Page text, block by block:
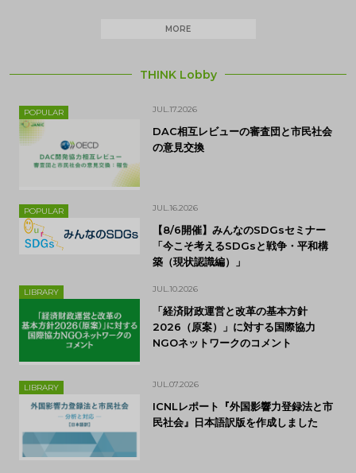
MORE
THINK Lobby
POPULAR JUL.17.2026
DAC相互レビューの審査団と市民社会
の意見交換
POPULAR JUL.16.2026
【8/6開催】みんなのSDGsセミナー
「今こそ考えるSDGsと戦争・平和構
築（現状認識編）」
LIBRARY JUL.10.2026
「経済財政運営と改革の基本方針
2026（原案）」に対する国際協力
NGOネットワークのコメント
LIBRARY JUL.07.2026
ICNLレポート『外国影響力登録法と市
民社会』日本語訳版を作成しました